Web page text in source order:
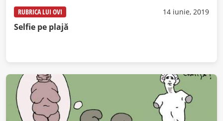
RUBRICA LUI OVI 14 iunie, 2019
Selfie pe plajă